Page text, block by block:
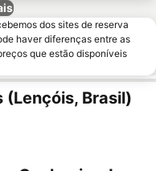
dos sites de reserva
haver diferenças entre as
que estão disponíveis
(Lençóis, Brasil)